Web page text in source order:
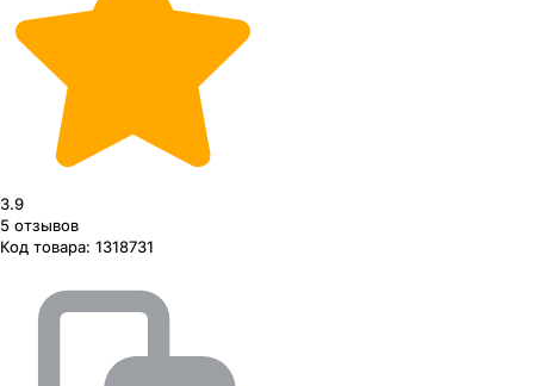
3.9
5 отзывов
Код товара: 1318731